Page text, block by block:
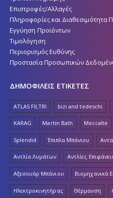
Επιστροφές/Αλλαγές
Πληροφορίες και Διαθεσιμότητα
Εγγύηση Προϊόντων
Τιμολόγηση
Περιορισμός Ευθύνης
Προστασία Προσωπικών
ΔΗΜΟΦΙΛΕΙΣ ΕΤΙΚΕΤΕΣ
ATLAS FILTRI bizi and tedeschi
KARAG Martin Bath Meccalte
Splendid Έπιπλα Μπάνιου
Αντλία Λυμάτων Αντλίες
Αξεσουάρ Μπάνιου Βιομηχανικά
Ηλεκτροκινητήρας Θέρμανση